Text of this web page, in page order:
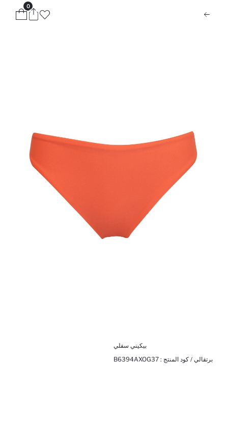
0
بيكيني سفلي
برتقالي / كود المنتج : B6394AXOG37